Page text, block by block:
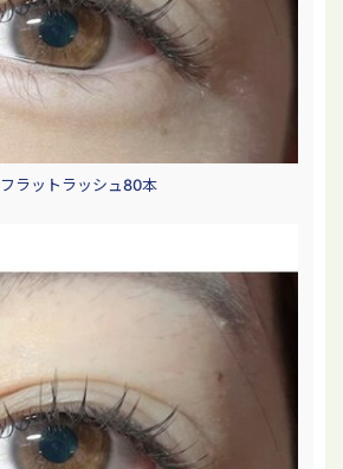
フラットラッシュ80本